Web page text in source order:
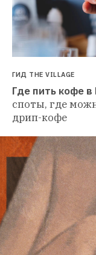
ГИД THE VILLAGE
Где пить кофе в
споты, где
дрип-кофе